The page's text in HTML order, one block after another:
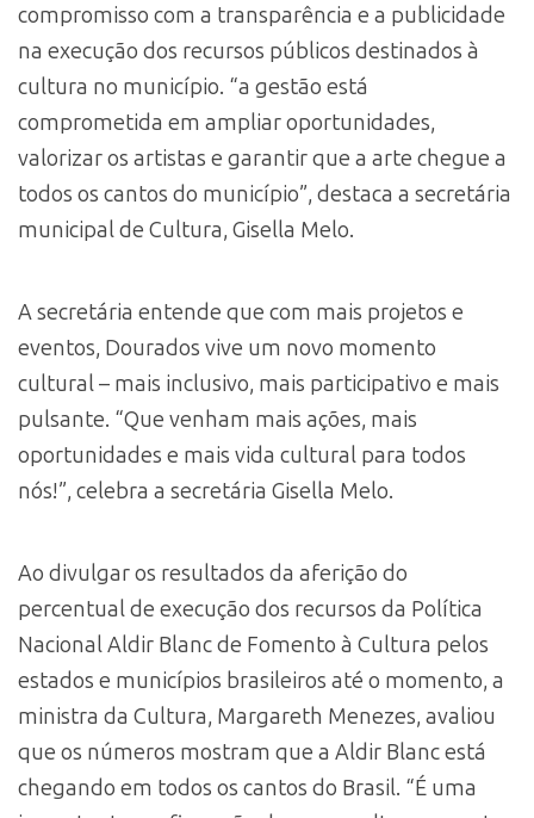
compromisso com a transparência e a publicidade
na execução dos recursos públicos destinados à
cultura no município. “a gestão está
comprometida em ampliar oportunidades,
valorizar os artistas e garantir que a arte chegue a
todos os cantos do município”, destaca a secretária
municipal de Cultura, Gisella Melo.
A secretária entende que com mais projetos e
eventos, Dourados vive um novo momento
cultural – mais inclusivo, mais participativo e mais
pulsante. “Que venham mais ações, mais
oportunidades e mais vida cultural para todos
nós!”, celebra a secretária Gisella Melo.
Ao divulgar os resultados da aferição do
percentual de execução dos recursos da Política
Nacional Aldir Blanc de Fomento à Cultura pelos
estados e municípios brasileiros até o momento, a
ministra da Cultura, Margareth Menezes, avaliou
que os números mostram que a Aldir Blanc está
chegando em todos os cantos do Brasil. “É uma